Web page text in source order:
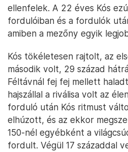
ellenfelek. A 22 éves Kós
fordulóiban és a fordulók
amiben a mezőny egyik
Kós tökéletesen rajtolt, az
második volt, 29 század
Féltávnál fej fej mellett
hajszállal a riválisa volt az
forduló után Kós ritmust
elhúzott, és az ekkor
150-nél egyébként a
fordult. Végül 17 századdal